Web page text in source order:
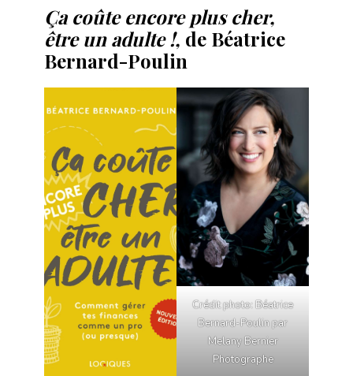
Ça coûte encore plus cher,
être un adulte !, de Béatrice
Bernard-Poulin
Crédit photo: Béatrice
Bernard-Poulin par
Melany Bernier
Photographe